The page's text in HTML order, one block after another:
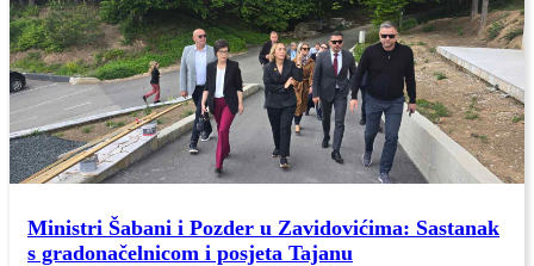
Ministri Šabani i Pozder u Zavidovićima: Sastanak
s gradonačelnicom i posjeta Tajanu